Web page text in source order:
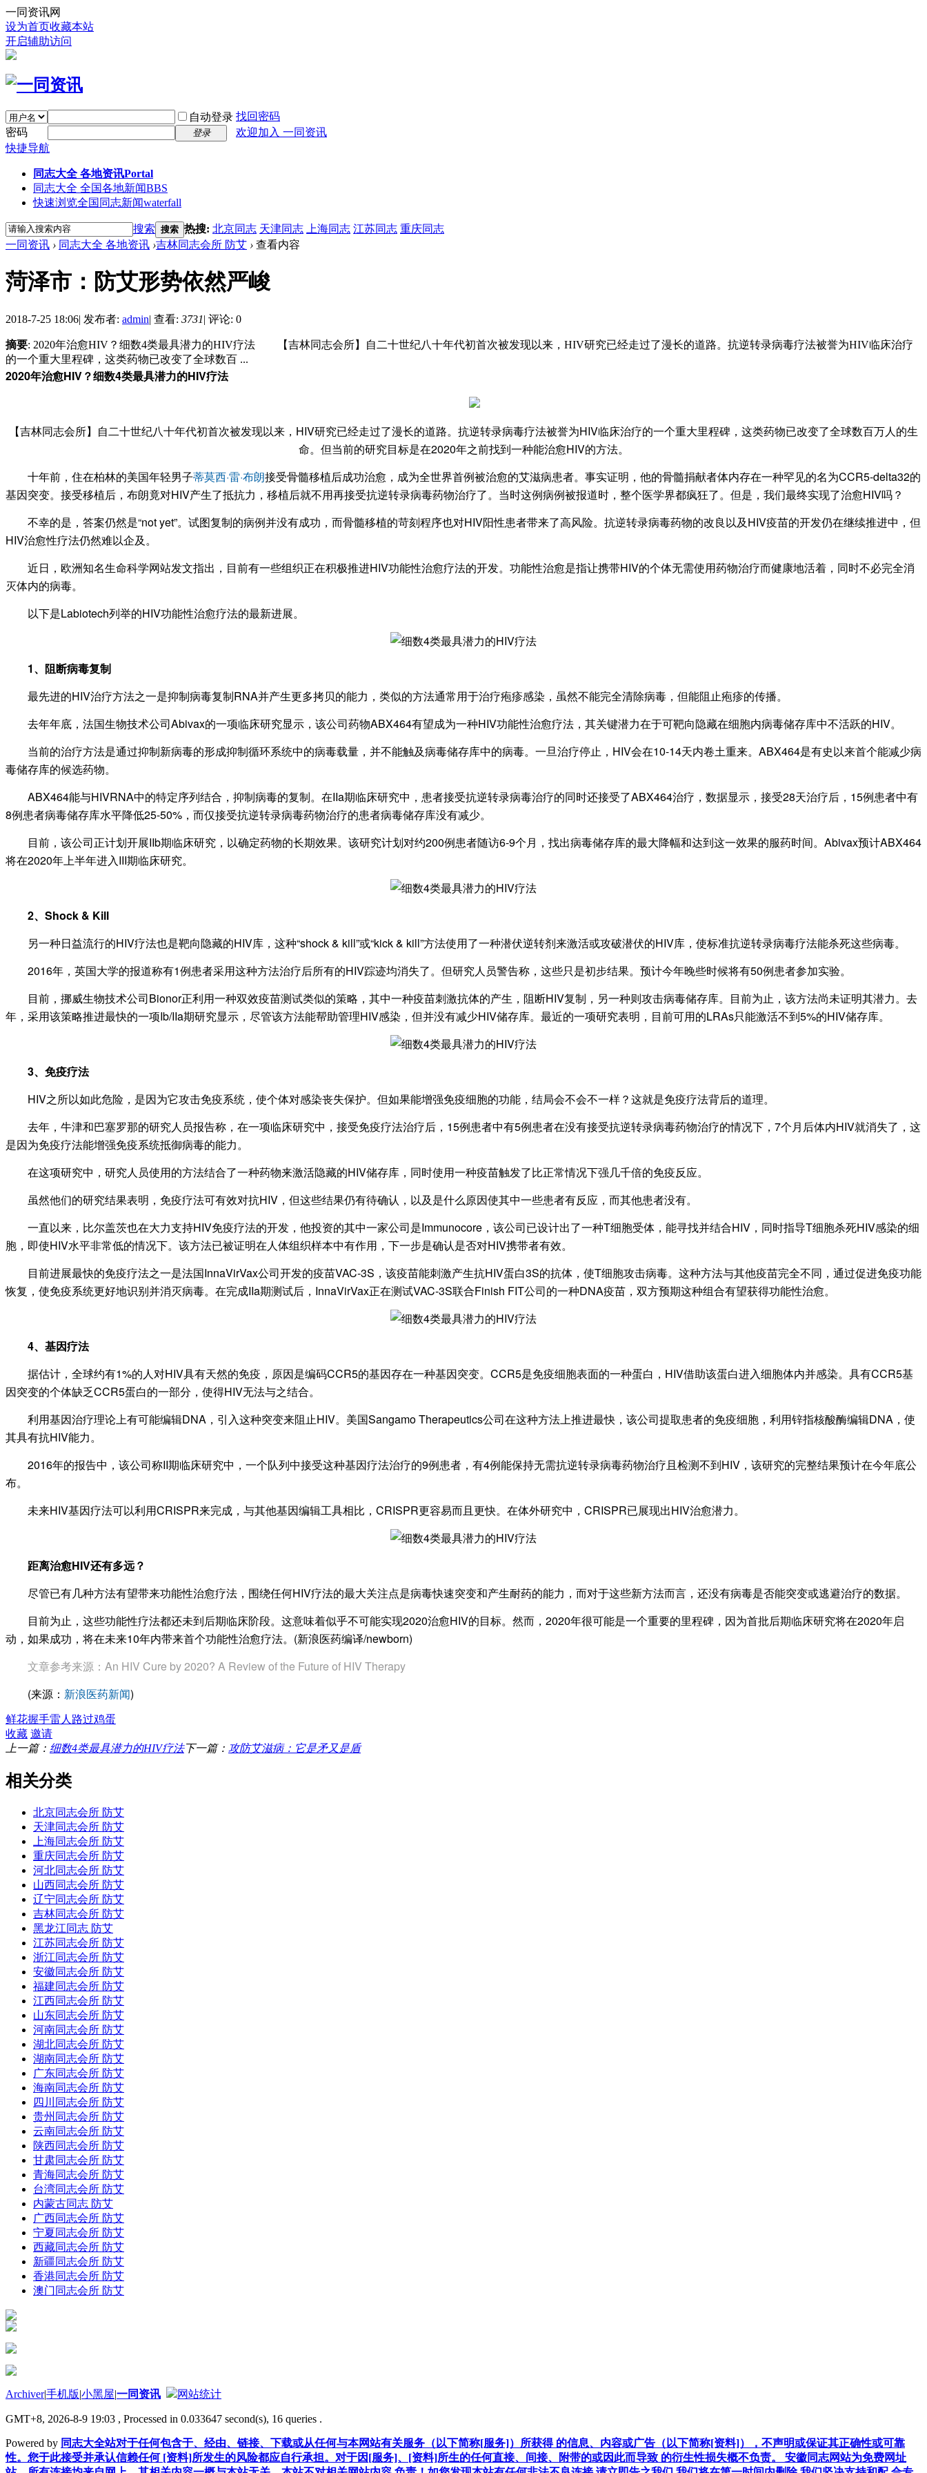
一同资讯网
设为首页收藏本站
开启辅助访问
自动登录 找回密码
密码
登录
欢迎加入 一同资讯
快捷导航
同志大全 各地资讯Portal
同志大全 全国各地新闻BBS
快速浏览全国同志新闻waterfall
搜索 搜索 热搜: 北京同志 天津同志 上海同志 江苏同志 重庆同志
一同资讯 › 同志大全 各地资讯 ›吉林同志会所 防艾 › 查看内容
菏泽市：防艾形势依然严峻
2018-7-25 18:06| 发布者: admin| 查看: 3731| 评论: 0
摘要: 2020年治愈HIV？细数4类最具潜力的HIV疗法 【吉林同志会所】自二十世纪八十年代初首次被发现以来，HIV研究已经走过了漫长的道路。抗逆转录病毒疗法被誉为HIV临床治疗
的一个重大里程碑，这类药物已改变了全球数百 ...
2020年治愈HIV？细数4类最具潜力的HIV疗法
【吉林同志会所】自二十世纪八十年代初首次被发现以来，HIV研究已经走过了漫长的道路。抗逆转录病毒疗法被誉为HIV临床治疗的一个重大里程碑，这类药物已改变了全球数百万人的生
命。但当前的研究目标是在2020年之前找到一种能治愈HIV的方法。
十年前，住在柏林的美国年轻男子蒂莫西·雷·布朗接受骨髓移植后成功治愈，成为全世界首例被治愈的艾滋病患者。事实证明，他的骨髓捐献者体内存在一种罕见的名为CCR5-delta32的
基因突变。接受移植后，布朗竟对HIV产生了抵抗力，移植后就不用再接受抗逆转录病毒药物治疗了。当时这例病例被报道时，整个医学界都疯狂了。但是，我们最终实现了治愈HIV吗？
不幸的是，答案仍然是“not yet”。试图复制的病例并没有成功，而骨髓移植的苛刻程序也对HIV阳性患者带来了高风险。抗逆转录病毒药物的改良以及HIV疫苗的开发仍在继续推进中，但
HIV治愈性疗法仍然难以企及。
近日，欧洲知名生命科学网站发文指出，目前有一些组织正在积极推进HIV功能性治愈疗法的开发。功能性治愈是指让携带HIV的个体无需使用药物治疗而健康地活着，同时不必完全消
灭体内的病毒。
以下是Labiotech列举的HIV功能性治愈疗法的最新进展。
1、阻断病毒复制
最先进的HIV治疗方法之一是抑制病毒复制RNA并产生更多拷贝的能力，类似的方法通常用于治疗疱疹感染，虽然不能完全清除病毒，但能阻止疱疹的传播。
去年年底，法国生物技术公司Abivax的一项临床研究显示，该公司药物ABX464有望成为一种HIV功能性治愈疗法，其关键潜力在于可靶向隐藏在细胞内病毒储存库中不活跃的HIV。
当前的治疗方法是通过抑制新病毒的形成抑制循环系统中的病毒载量，并不能触及病毒储存库中的病毒。一旦治疗停止，HIV会在10-14天内卷土重来。ABX464是有史以来首个能减少病
毒储存库的候选药物。
ABX464能与HIVRNA中的特定序列结合，抑制病毒的复制。在IIa期临床研究中，患者接受抗逆转录病毒治疗的同时还接受了ABX464治疗，数据显示，接受28天治疗后，15例患者中有
8例患者病毒储存库水平降低25-50%，而仅接受抗逆转录病毒药物治疗的患者病毒储存库没有减少。
目前，该公司正计划开展IIb期临床研究，以确定药物的长期效果。该研究计划对约200例患者随访6-9个月，找出病毒储存库的最大降幅和达到这一效果的服药时间。Abivax预计ABX464
将在2020年上半年进入III期临床研究。
2、Shock & Kill
另一种日益流行的HIV疗法也是靶向隐藏的HIV库，这种“shock & kill”或“kick & kill”方法使用了一种潜伏逆转剂来激活或攻破潜伏的HIV库，使标准抗逆转录病毒疗法能杀死这些病毒。
2016年，英国大学的报道称有1例患者采用这种方法治疗后所有的HIV踪迹均消失了。但研究人员警告称，这些只是初步结果。预计今年晚些时候将有50例患者参加实验。
目前，挪威生物技术公司Bionor正利用一种双效疫苗测试类似的策略，其中一种疫苗刺激抗体的产生，阻断HIV复制，另一种则攻击病毒储存库。目前为止，该方法尚未证明其潜力。去
年，采用该策略推进最快的一项Ib/IIa期研究显示，尽管该方法能帮助管理HIV感染，但并没有减少HIV储存库。最近的一项研究表明，目前可用的LRAs只能激活不到5%的HIV储存库。
3、免疫疗法
HIV之所以如此危险，是因为它攻击免疫系统，使个体对感染丧失保护。但如果能增强免疫细胞的功能，结局会不会不一样？这就是免疫疗法背后的道理。
去年，牛津和巴塞罗那的研究人员报告称，在一项临床研究中，接受免疫疗法治疗后，15例患者中有5例患者在没有接受抗逆转录病毒药物治疗的情况下，7个月后体内HIV就消失了，这
是因为免疫疗法能增强免疫系统抵御病毒的能力。
在这项研究中，研究人员使用的方法结合了一种药物来激活隐藏的HIV储存库，同时使用一种疫苗触发了比正常情况下强几千倍的免疫反应。
虽然他们的研究结果表明，免疫疗法可有效对抗HIV，但这些结果仍有待确认，以及是什么原因使其中一些患者有反应，而其他患者没有。
一直以来，比尔盖茨也在大力支持HIV免疫疗法的开发，他投资的其中一家公司是Immunocore，该公司已设计出了一种T细胞受体，能寻找并结合HIV，同时指导T细胞杀死HIV感染的细
胞，即使HIV水平非常低的情况下。该方法已被证明在人体组织样本中有作用，下一步是确认是否对HIV携带者有效。
目前进展最快的免疫疗法之一是法国InnaVirVax公司开发的疫苗VAC-3S，该疫苗能刺激产生抗HIV蛋白3S的抗体，使T细胞攻击病毒。这种方法与其他疫苗完全不同，通过促进免疫功能
恢复，使免疫系统更好地识别并消灭病毒。在完成IIa期测试后，InnaVirVax正在测试VAC-3S联合Finish FIT公司的一种DNA疫苗，双方预期这种组合有望获得功能性治愈。
4、基因疗法
据估计，全球约有1%的人对HIV具有天然的免疫，原因是编码CCR5的基因存在一种基因突变。CCR5是免疫细胞表面的一种蛋白，HIV借助该蛋白进入细胞体内并感染。具有CCR5基
因突变的个体缺乏CCR5蛋白的一部分，使得HIV无法与之结合。
利用基因治疗理论上有可能编辑DNA，引入这种突变来阻止HIV。美国Sangamo Therapeutics公司在这种方法上推进最快，该公司提取患者的免疫细胞，利用锌指核酸酶编辑DNA，使
其具有抗HIV能力。
2016年的报告中，该公司称II期临床研究中，一个队列中接受这种基因疗法治疗的9例患者，有4例能保持无需抗逆转录病毒药物治疗且检测不到HIV，该研究的完整结果预计在今年底公
布。
未来HIV基因疗法可以利用CRISPR来完成，与其他基因编辑工具相比，CRISPR更容易而且更快。在体外研究中，CRISPR已展现出HIV治愈潜力。
距离治愈HIV还有多远？
尽管已有几种方法有望带来功能性治愈疗法，围绕任何HIV疗法的最大关注点是病毒快速突变和产生耐药的能力，而对于这些新方法而言，还没有病毒是否能突变或逃避治疗的数据。
目前为止，这些功能性疗法都还未到后期临床阶段。这意味着似乎不可能实现2020治愈HIV的目标。然而，2020年很可能是一个重要的里程碑，因为首批后期临床研究将在2020年启
动，如果成功，将在未来10年内带来首个功能性治愈疗法。(新浪医药编译/newborn)
文章参考来源： An HIV Cure by 2020? A Review of the Future of HIV Therapy
(来源： 新浪医药新闻)
鲜花握手雷人 路过鸡蛋
收藏 邀请
上一篇： 细数4类最具潜力的HIV疗法下一篇： 攻防艾滋病：它是矛又是盾
相关分类
北京同志会所 防艾
天津同志会所 防艾
上海同志会所 防艾
重庆同志会所 防艾
河北同志会所 防艾
山西同志会所 防艾
辽宁同志会所 防艾
吉林同志会所 防艾
黑龙江同志 防艾
江苏同志会所 防艾
浙江同志会所 防艾
安徽同志会所 防艾
福建同志会所 防艾
江西同志会所 防艾
山东同志会所 防艾
河南同志会所 防艾
湖北同志会所 防艾
湖南同志会所 防艾
广东同志会所 防艾
海南同志会所 防艾
四川同志会所 防艾
贵州同志会所 防艾
云南同志会所 防艾
陕西同志会所 防艾
甘肃同志会所 防艾
青海同志会所 防艾
台湾同志会所 防艾
内蒙古同志 防艾
广西同志会所 防艾
宁夏同志会所 防艾
西藏同志会所 防艾
新疆同志会所 防艾
香港同志会所 防艾
澳门同志会所 防艾
Archiver|手机版|小黑屋|一同资讯 网站统计
GMT+8, 2026-8-9 19:03 , Processed in 0.033647 second(s), 16 queries .
Powered by 同志大全站对于任何包含于、经由、链接、下载或从任何与本网站有关服务（以下简称[服务]）所获得 的信息、内容或广告（以下简称[资料]），不声明或保证其正确性或可靠
性。您于此接受并承认信赖任何 [资料]所发生的风险都应自行承担。对于因[服务]、[资料]所生的任何直接、间接、附带的或因此而导致 的衍生性损失概不负责。 安徽同志网站为免费网址